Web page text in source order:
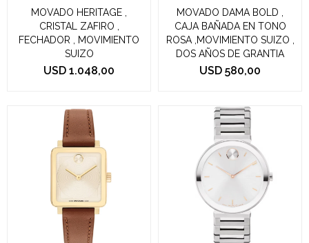
MOVADO HERITAGE ,
CRISTAL ZAFIRO ,
FECHADOR , MOVIMIENTO
SUIZO
USD 1.048,00
MOVADO DAMA BOLD ,
CAJA BAÑADA EN TONO
ROSA ,MOVIMIENTO SUIZO ,
DOS AÑOS DE GRANTIA
USD 580,00